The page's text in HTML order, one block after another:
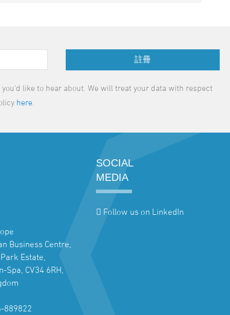
註冊
like to hear about. We will treat your data with respect
here
Business Centre,
Estate,
Spa, CV34 6RH,
889822
SOCIAL
MEDIA
Follow us on LinkedIn